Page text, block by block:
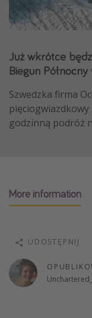
Albania
Zanzibar
Malediwy
Tajlandia
Wszystkie kierunki
Wakacje All
Wakacje z dziećmi
Noclegi z
Weekend dla
Już wkrótce
Biegun
Szwedzka firma
godzinną podróż
More information
UDOSTĘPNIJ